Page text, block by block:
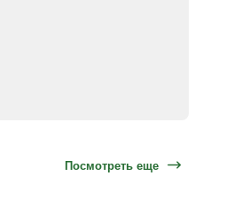
Посмотреть еще